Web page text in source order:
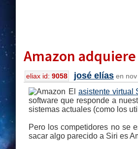
Amazon
eliax id: 9058 josé elías en
El asistente virtual
software que responde a
sistemas actuales (como los
Pero los competidores no se
sacar algo parecido a Siri es